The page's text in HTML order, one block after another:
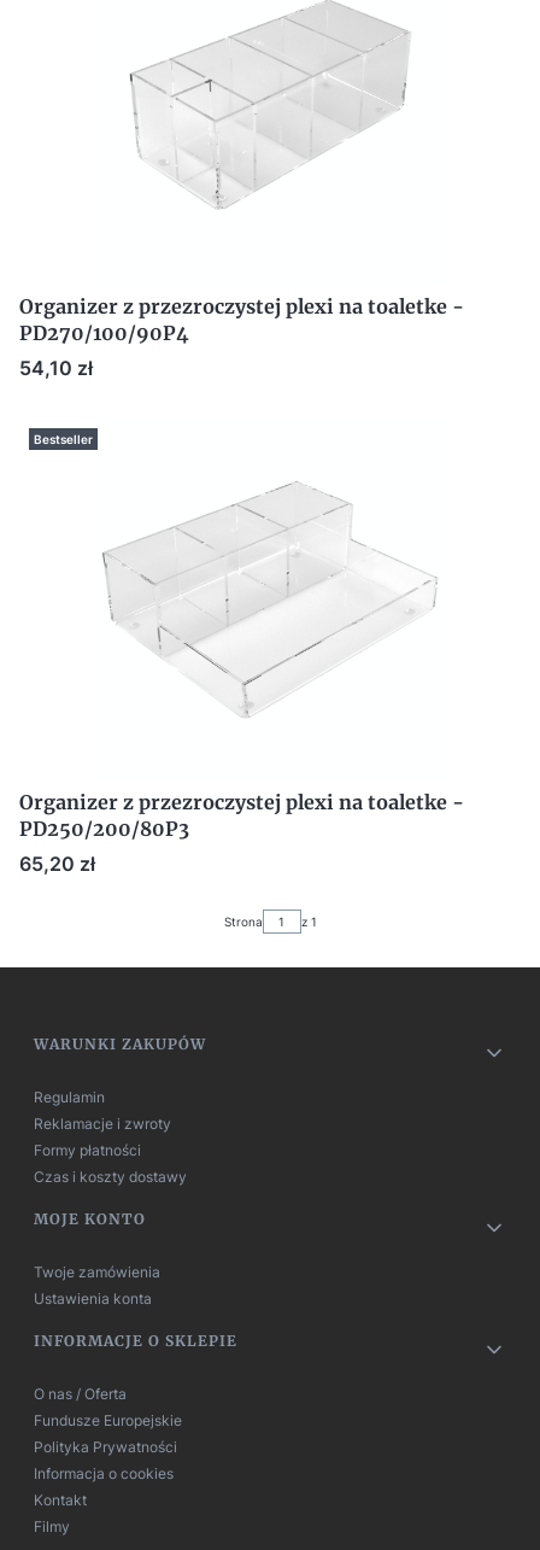
Organizer z przezroczystej plexi na toaletke -
PD270/100/90P4
Cena
54,10 zł
Bestseller
Organizer z przezroczystej plexi na toaletke -
PD250/200/80P3
Cena
65,20 zł
Strona z 1
Linki w stopce
WARUNKI ZAKUPÓW
Regulamin
Reklamacje i zwroty
Formy płatności
Czas i koszty dostawy
MOJE KONTO
Twoje zamówienia
Ustawienia konta
INFORMACJE O SKLEPIE
O nas / Oferta
Fundusze Europejskie
Polityka Prywatności
Informacja o cookies
Kontakt
Filmy